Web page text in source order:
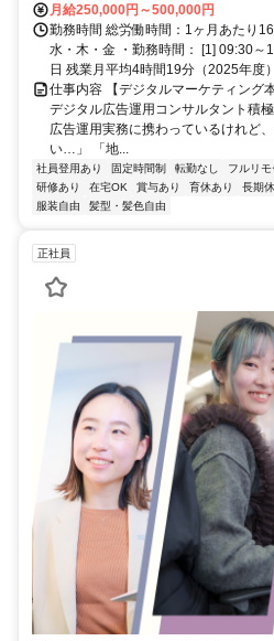
月給250,000円～500,000円
勤務時間 総労働時間：1ヶ月あたり
水・木・金 ・勤務時間： [1] 09:30～
日 残業月平均4時間19分（2025年度）
仕事内容 【デジタルマーケティング
デジタル広告運用コンサルタント積
広告運用実務に携わっているけれど
い…」 「地...
社員登用あり 固定時間制 転勤なし フルリモ
研修あり
在宅OK 賞与あり 育休あり 長期
服装自由
髪型・髪色自由
正社員